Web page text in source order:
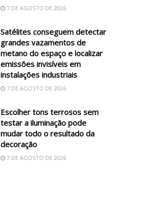
7 DE AGOSTO DE 2026
Satélites conseguem detectar
grandes vazamentos de
metano do espaço e localizar
emissões invisíveis em
instalações industriais
7 DE AGOSTO DE 2026
Escolher tons terrosos sem
testar a iluminação pode
mudar todo o resultado da
decoração
7 DE AGOSTO DE 2026